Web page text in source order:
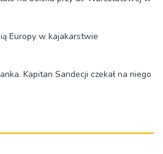
Europy w kajakarstwie
Kapitan Sandecji czekał na niego